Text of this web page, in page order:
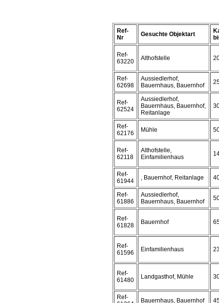
Ref-
Nr
Gesuchte Objektart
Ref-
63220
Althofstelle
Ref-
62698
Aussiedlerhof,
Bauernhaus, Bauernhof
Ref-
62524
Aussiedlerhof,
Bauernhaus, Bauernhof,
Reitanlage
Ref-
62176
Mühle
Ref-
62118
Althofstelle,
Einfamilienhaus
Ref-
61944
, Bauernhof, Reitanlage
Ref-
61886
Aussiedlerhof,
Bauernhaus, Bauernhof
Ref-
61828
Bauernhof
Ref-
61596
Einfamilienhaus
Ref-
61480
Landgasthof, Mühle
Ref-
Bauernhaus, Bauernhof